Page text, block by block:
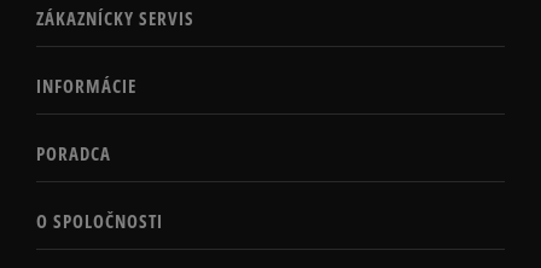
ZÁKAZNÍCKY SERVIS
INFORMÁCIE
PORADCA
O SPOLOČNOSTI